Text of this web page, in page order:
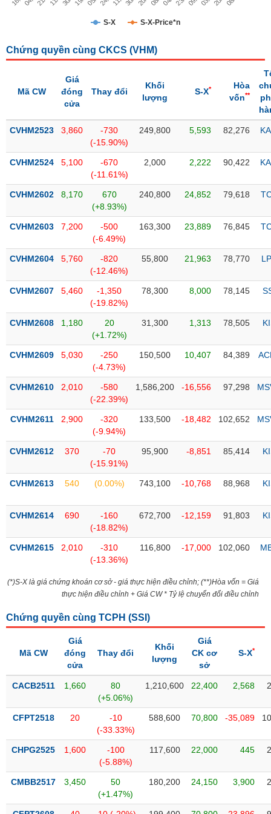
cổ
phiếu
mô
trường
yết
yết
mới
Niêm
yết
sung
niêm
Theo
đặc
biệt
Không
được
quỹ
mục
Cổ
chi
tiết
Tổng
dịch
chính
tích
thuật
sơ
doanh
Tin
sự
S-X S-X-Price*n
Chứng quyền cùng CKCS (VHM)
Mã CW
Giá
đóng
cửa
Thay đổi
Khối
lượng
S-X*
Hòa
vốn**
CVHM2523 3,860
-730
(-15.90%)
249,800 5,593 82,276
CVHM2524 5,100
-670
(-11.61%)
2,000 2,222 90,422
CVHM2602 8,170
670
(+8.93%)
240,800 24,852 79,618
CVHM2603 7,200
-500
(-6.49%)
163,300 23,889 76,845
CVHM2604 5,760
-820
(-12.46%)
55,800 21,963 78,770
CVHM2607 5,460
-1,350
(-19.82%)
78,300 8,000 78,145
CVHM2608 1,180
20
(+1.72%)
31,300 1,313 78,505
CVHM2609 5,030
-250
(-4.73%)
150,500 10,407 84,389
CVHM2610 2,010
-580
(-22.39%)
1,586,200 -16,556 97,298
CVHM2611 2,900
-320
(-9.94%)
133,500 -18,482 102,652
CVHM2612 370
-70
(-15.91%)
95,900 -8,851 85,414
CVHM2613 540 (0.00%) 743,100 -10,768 88,968
CVHM2614 690
-160
(-18.82%)
672,700 -12,159 91,803
CVHM2615 2,010
-310
(-13.36%)
116,800 -17,000 102,060
(*)S-X là giá chứng khoán cơ sở - giá thực hiện điều chỉnh; (**)Hòa vốn = Giá
thực hiện điều chỉnh + Giá CW * Tỷ lệ chuyển đổi điều chỉnh
Chứng quyền cùng TCPH (SSI )
Mã CW
Giá
đóng
cửa
Thay đổi
Khối
lượng
Giá
CK cơ
sở
S-X*
CACB2511 1,660
80
(+5.06%)
1,210,600 22,400 2,568
CFPT2518 20
-10
(-33.33%)
588,600 70,800 -35,089
CHPG2525 1,600
-100
(-5.88%)
117,600 22,000 445
CMBB2517 3,450
50
(+1.47%)
180,200 24,150 3,900
DOANH
PHIẾU
SINH
TRÁI
CÔNG
ĐẦU
DỮ
TIN
MỚI
Ngành
VS-
NĂNG
VẬT
NGHIỆP